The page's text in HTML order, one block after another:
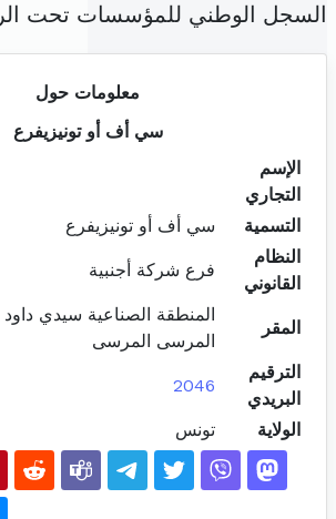
السجل الوطني للمؤسسات تحت
معلومات حول
سي أف أو تونيزيفرع
الإسم
التجاري
التسمية
سي أف أو تونيزيفرع
النظام
القانوني
فرع شركة أجنبية
المقر
المرسى المرسى
الترقيم
البريدي
2046
الولاية تونس